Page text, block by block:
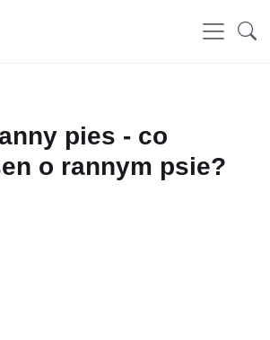
pies - co
o rannym psie?